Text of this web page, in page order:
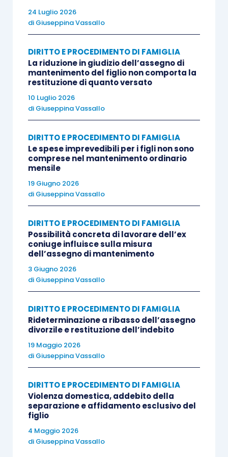
La Corte di Cassazione ha dichiarato
inammissibile il ricorso.
Soluzione e percorso argomentativo seguito
dalla Cassazione
tiene conto dei parametri elaborati dalla
giurisprudenza di legittimità in materia, primo tra i
quali l’interesse del minore che è quello di evitare
un danno alla sua identità personale, intesa
anche come proiezione della sua personalità
assoluta.
La giurisprudenza esclude qualsiasi automaticità
o prevalenza dell’uno o dell’altro cognome (Cass.
n. 18161 del 05/07/2019) .
Nel caso di specie la Corte calabrese ha
l’interesse del minore, evidenziandone i
molteplici profili:
l’auspicabile evoluzione positiva del
rapporto con il genitore, anche per effetto
dell’assunzione dell’ulteriore cognome;
la facilitazione del legame con gli altri figli
24 Luglio 2026
di Giuseppina Vassallo
DIRITTO E PROCEDIMENTO DI FAMIGLIA
La riduzione in giudizio dell’assegno di
mantenimento del figlio non comporta la
restituzione di quanto versato
10 Luglio 2026
di Giuseppina Vassallo
DIRITTO E PROCEDIMENTO DI FAMIGLIA
Le spese imprevedibili per i figli non sono
comprese nel mantenimento ordinario
mensile
19 Giugno 2026
di Giuseppina Vassallo
DIRITTO E PROCEDIMENTO DI FAMIGLIA
Possibilità concreta di lavorare dell’ex
coniuge influisce sulla misura
dell’assegno di mantenimento
3 Giugno 2026
di Giuseppina Vassallo
DIRITTO E PROCEDIMENTO DI FAMIGLIA
Rideterminazione a ribasso dell’assegno
divorzile e restituzione dell’indebito
19 Maggio 2026
di Giuseppina Vassallo
DIRITTO E PROCEDIMENTO DI FAMIGLIA
Violenza domestica, addebito della
separazione e affidamento esclusivo del
figlio
4 Maggio 2026
di Giuseppina Vassallo